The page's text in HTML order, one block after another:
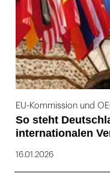
EU-Kommission und
So steht
internationalen
16.01.2026